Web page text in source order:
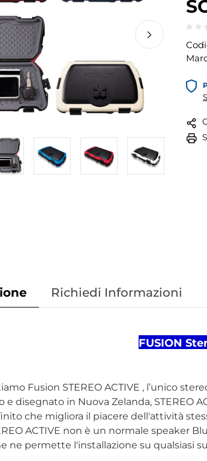
Richiedi Informazioni
FUSION
Fusion STEREO ACTIVE , l’unico
e disegnato in Nuova Zelanda, STEREO
che migliora il piacere dell'attività
ACTIVE non è un normale speaker
ne permette l'installazione su qualsiasi